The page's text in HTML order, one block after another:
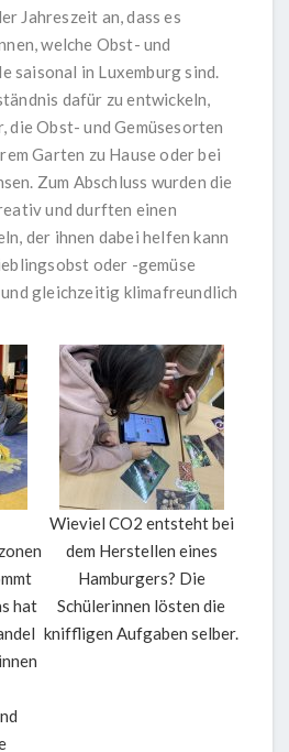
Jahreszeit an, dass es
welche Obst- und
saisonal in Luxemburg sind.
dafür zu entwickeln,
die Obst- und Gemüsesorten
Garten zu Hause oder bei
Zum Abschluss wurden die
und durften einen
der ihnen dabei helfen kann
oder -gemüse
gleichzeitig klimafreundlich
hat
Wieviel CO2 entsteht bei
dem Herstellen eines
Hamburgers? Die
Schülerinnen lösten die
kniffligen Aufgaben selber.